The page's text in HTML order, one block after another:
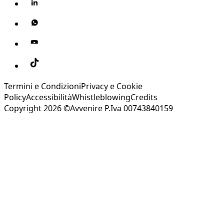
Termini e CondizioniPrivacy e Cookie
PolicyAccessibilitàWhistleblowingCredits
Copyright 2026 ©Avvenire P.Iva 00743840159